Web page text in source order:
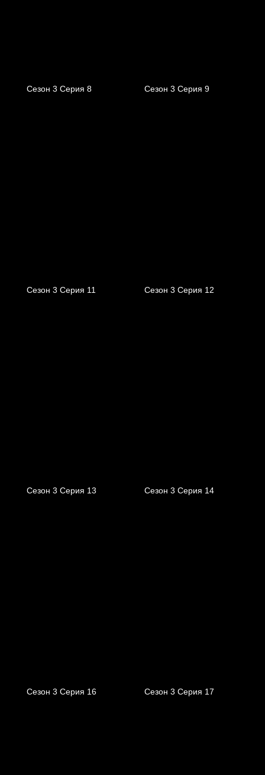
Сезон 3 Серия 8 Сезон 3 Серия 9
Сезон 3 Серия 11 Сезон 3 Серия 12
Сезон 3 Серия 13 Сезон 3 Серия 14
Сезон 3 Серия 16 Сезон 3 Серия 17